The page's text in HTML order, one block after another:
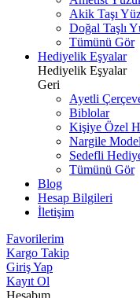
Akik Taşı
Doğal Taşlı
Tümünü Gör
Hediyelik Eşyalar
Hediyelik Eşyalar
Geri
Ayetli
Biblolar
Kişiye Özel
Nargile
Sedefli
Tümünü Gör
Blog
Hesap Bilgileri
İletişim
Favorilerim
Kargo Takip
Giriş Yap
Kayıt Ol
Hesabım